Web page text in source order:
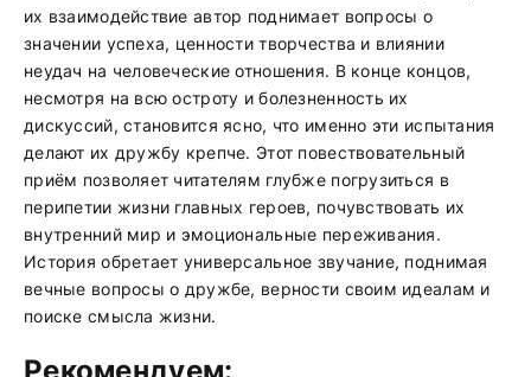
их взаимодействие автор поднимает вопросы о
значении успеха, ценности творчества и влиянии
неудач на человеческие отношения. В конце концов,
несмотря на всю остроту и болезненность их
дискуссий, становится ясно, что именно эти испытания
делают их дружбу крепче. Этот повествовательный
приём позволяет читателям глубже погрузиться в
перипетии жизни главных героев, почувствовать их
внутренний мир и эмоциональные переживания.
История обретает универсальное звучание, поднимая
вечные вопросы о дружбе, верности своим идеалам и
поиске смысла жизни.